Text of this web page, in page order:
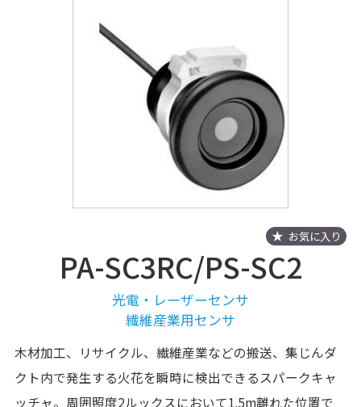
お気に入り
PA-SC3RC/PS-SC2
光電・レーザーセンサ
繊維産業用センサ
木材加工、リサイクル、繊維産業などの搬送、集じんダ
クト内で発生する火花を瞬時に検出できるスパークキャ
ッチャ。周囲照度2ルックスにおいて1.5m離れた位置で